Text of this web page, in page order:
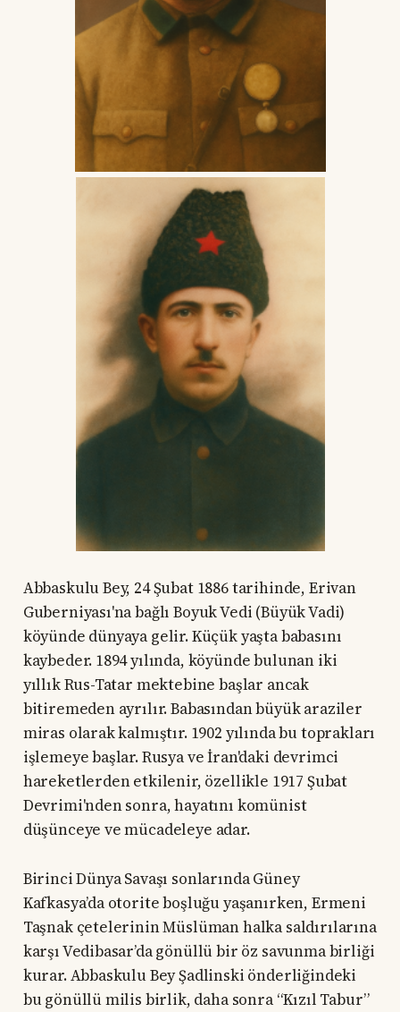
Abbaskulu Bey, 24 Şubat 1886 tarihinde, Erivan
Guberniyası'na bağlı Boyuk Vedi (Büyük Vadi)
köyünde dünyaya gelir. Küçük yaşta babasını
kaybeder. 1894 yılında, köyünde bulunan iki
yıllık Rus-Tatar mektebine başlar ancak
bitiremeden ayrılır. Babasından büyük araziler
miras olarak kalmıştır. 1902 yılında bu toprakları
işlemeye başlar. Rusya ve İran'daki devrimci
hareketlerden etkilenir, özellikle 1917 Şubat
Devrimi'nden sonra, hayatını komünist
düşünceye ve mücadeleye adar.
Birinci Dünya Savaşı sonlarında Güney
Kafkasya’da otorite boşluğu yaşanırken, Ermeni
Taşnak çetelerinin Müslüman halka saldırılarına
karşı Vedibasar’da gönüllü bir öz savunma birliği
kurar. Abbaskulu Bey Şadlinski önderliğindeki
bu gönüllü milis birlik, daha sonra “Kızıl Tabur”